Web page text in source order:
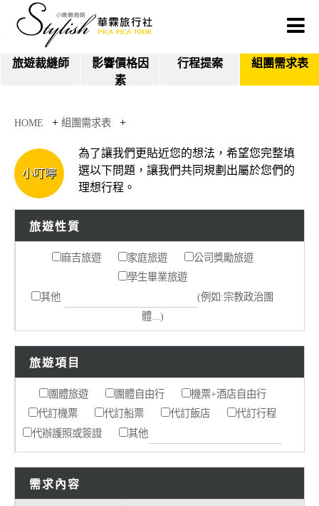
旅遊裁縫師
影響價格因
素
行程提案 組團需求表
HOME + 組團需求表 +
小叮嚀
為了讓我們更貼近您的想法，希望您完整填
選以下問題，讓我們共同規劃出屬於您們的
理想行程。
旅遊性質
麻吉旅遊 家庭旅遊
公司獎勵旅遊
學生畢業旅遊
其他
(例如:宗教政治團
體...)
旅遊項目
團體旅遊 團體自由行
機票+酒店自由行
代訂機票
代訂船票 代訂飯店
代訂行程
代辦護照或簽證
其他
需求內容